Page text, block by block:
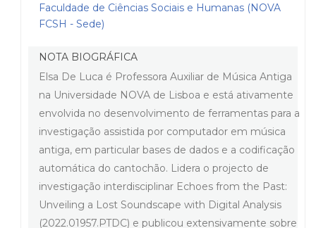
Faculdade de Ciências Sociais e Humanas (NOVA
FCSH - Sede)
NOTA BIOGRÁFICA
Elsa De Luca é Professora Auxiliar de Música Antiga
na Universidade NOVA de Lisboa e está ativamente
envolvida no desenvolvimento de ferramentas para a
investigação assistida por computador em música
antiga, em particular bases de dados e a codificação
automática do cantochão. Lidera o projecto de
investigação interdisciplinar Echoes from the Past:
Unveiling a Lost Soundscape with Digital Analysis
(2022.01957.PTDC) e publicou extensivamente sobre